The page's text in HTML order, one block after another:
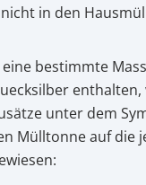
in den
bestimmte
unter dem
Mülltonne auf die